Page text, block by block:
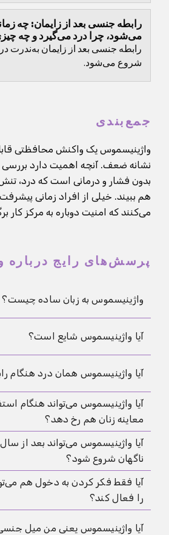
رابطه جنسی بعد از زایمان: چه
می‌شود، چرا درد می‌گیرد و چه
رابطه جنسی بعد از زایمان به‌ندرت
شروع می‌شود.
جمع‌بندی
واژینیسموس یک واکنش محافظتی
نشانه ضعف. آنچه اهمیت دارد
بدون فشار و درمانی است که درد،
هم ببیند. خیلی از افراد زمانی
می‌کنند که امنیت دوباره به مرکز کار
پرسش‌های رایج درباره
واژینیسموس به زبان ساده چیست؟
واژینیسموس یعنی عضلات دهانه
می‌شوند و همین می‌تواند دخول را
آیا واژینیسموس شایع است؟
آمار دقیق بسته به تعریف و مطالعه
تخصصی این الگو را خوب
آیا واژینیسموس همان درد هنگام
نه دقیقاً. درد هنگام رابطه
باشد. واژینیسموس بیشتر به
انعکاسی هنگام دخول اشاره دارد،
هم دیده می‌شوند.
آیا واژینیسموس می‌تواند هنگام
معاینه زنان هم رخ دهد؟
بله. خیلی‌ها اولین بار همین مشکل را
قاعدگی یا در مطب زنان متوجه
واکنش محافظتی فعال می‌شود.
آیا واژینیسموس می‌تواند بعد از
ناگهان شروع شود؟
بله. این وضعیت می‌تواند بعداً هم
درد، استرس، زایمان، التهاب یا
آیا فقط فکر کردن به دخول هم
را فعال کند؟
بله. برای بعضی افراد فقط انتظار
آیا واژینیسموس یعنی من میل